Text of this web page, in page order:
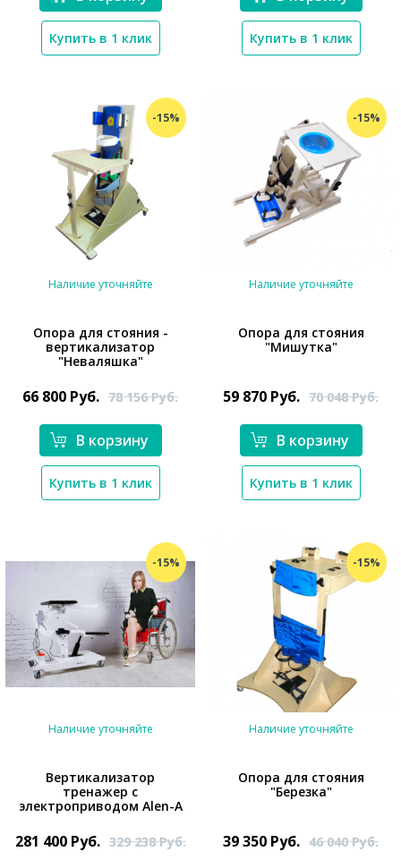
Купить в 1 клик Купить в 1 клик
-15%
*}
Наличие уточняйте
Опора для стояния -
вертикализатор
"Неваляшка"
66 800 Руб. 78 156Руб.
В корзину
Купить в 1 клик
-15%
Наличие уточняйте
Опора для стояния
"Мишутка"
59 870 Руб. 70 048Руб.
В корзину
Купить в 1 клик
-15%
*}
Наличие уточняйте
Вертикализатор
тренажер с
электроприводом Alen-A
281 400 Руб. 329 238Руб.
-15%
*}
Наличие уточняйте
Опора для стояния
"Березка"
39 350 Руб. 46 040Руб.